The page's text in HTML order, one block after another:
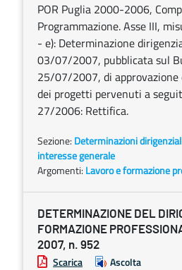
POR Puglia 2000-2006,
Programmazione. Asse III,
- e): Determinazione
03/07/2007, pubblicata sul
25/07/2007, di
dei progetti pervenuti a
27/2006: Rettifica.
Sezione: Determinazioni
interesse generale
Argomenti: Lavoro e formazione
DETERMINAZIONE DEL
FORMAZIONE
2007, n. 952
Scarica Ascolta